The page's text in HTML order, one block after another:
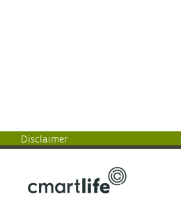
Disclaimer